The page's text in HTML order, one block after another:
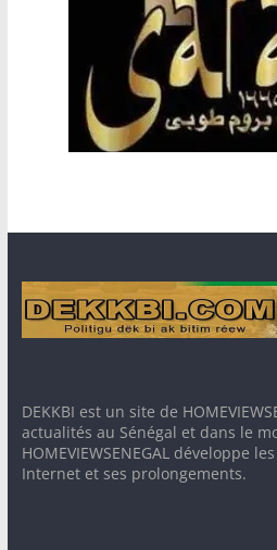
DEKKBI est un site de
actualités au Sénégal et dans le
HOMEVIEWSENEGAL développe
Internet et ses prolongements.